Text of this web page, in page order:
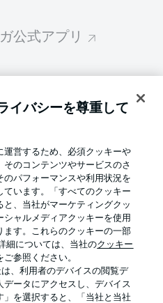
公式アプリ
マネジャー
Display Mode
ン
イバシーを尊重して
運営するため、必須クッキーや
のコンテンツやサービスのさ
のパフォーマンスや利用状況を
います。「すべてのクッキー
、当社がマーケティングクッ
ャルメディアクッキーを使用
ます。これらのクッキーの一部
細については、当社のクッキー
参照ください。
は、利用者のデバイスの閲覧デ
ータにアクセスし、デバイス
を選択すると、「当社と当社